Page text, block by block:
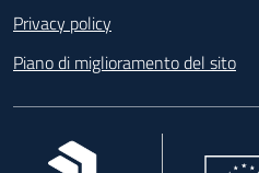
Privacy policy
Piano di miglioramento del sito
, apre in una nuova scheda